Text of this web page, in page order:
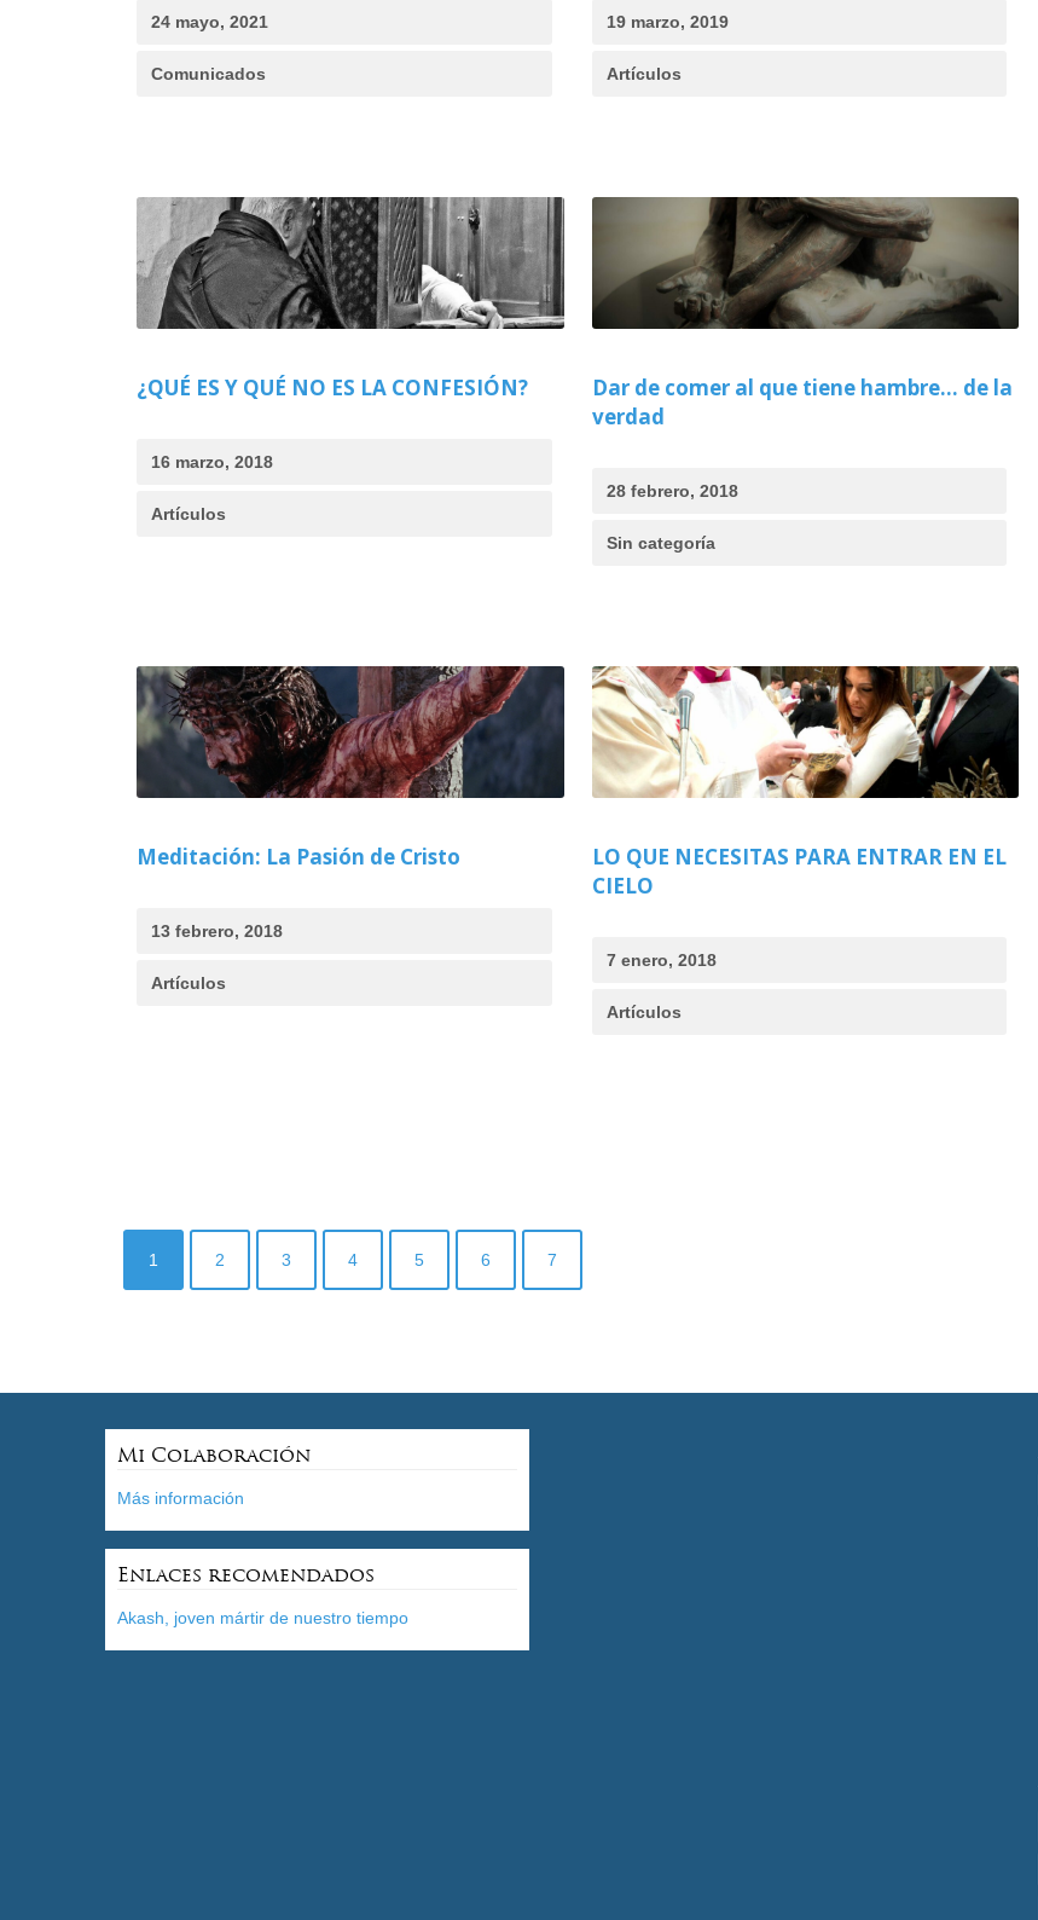
24 mayo, 2021
Comunicados
19 marzo, 2019
Artículos
¿QUÉ ES Y QUÉ NO ES LA CONFESIÓN?
16 marzo, 2018
Artículos
Dar de comer al que tiene hambre… de la
verdad
28 febrero, 2018
Sin categoría
Meditación: La Pasión de Cristo
13 febrero, 2018
Artículos
LO QUE NECESITAS PARA ENTRAR EN EL
CIELO
7 enero, 2018
Artículos
1 2 3 4 5 6 7
Mi Colaboración
Más información
Enlaces recomendados
Akash, joven mártir de nuestro tiempo